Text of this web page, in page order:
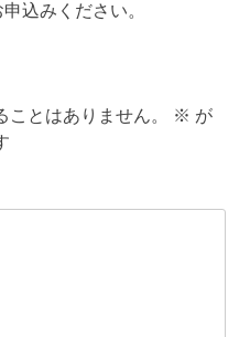
申込みください。
ことはありません。 ※ が